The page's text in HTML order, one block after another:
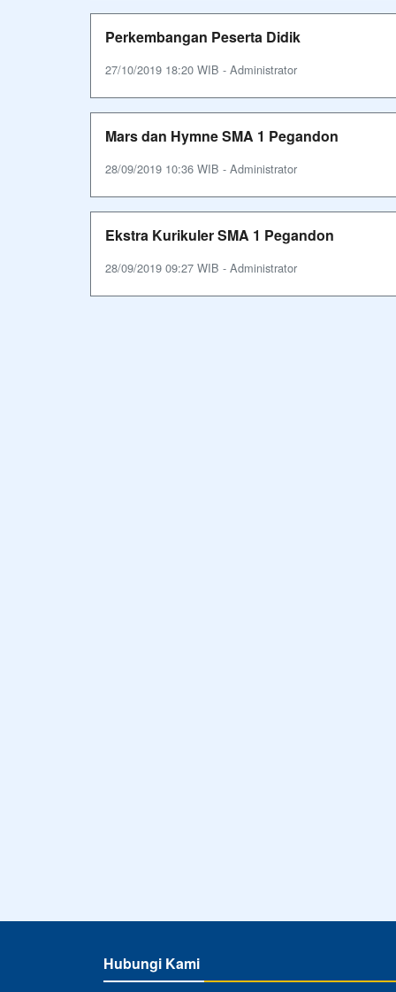
Perkembangan Peserta Didik
27/10/2019 18:20 WIB - Administrator
Mars dan Hymne SMA 1 Pegandon
28/09/2019 10:36 WIB - Administrator
Ekstra Kurikuler SMA 1 Pegandon
28/09/2019 09:27 WIB - Administrator
Hubungi Kami